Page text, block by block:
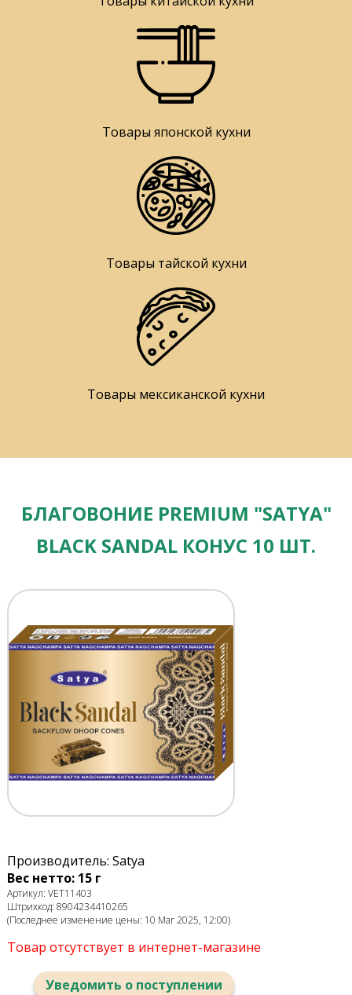
Товары японской кухни
Товары тайской кухни
Товары мексиканской кухни
БЛАГОВОНИЕ PREMIUM "SATYA"
BLACK SANDAL КОНУС 10 ШТ.
Производитель: Satya
Вес нетто: 15 г
Артикул: VET11403
Штрихкод: 8904234410265
(Последнее изменение цены: 10 Mar 2025, 12:00)
Товар отсутствует в интернет-магазине
Уведомить о поступлении